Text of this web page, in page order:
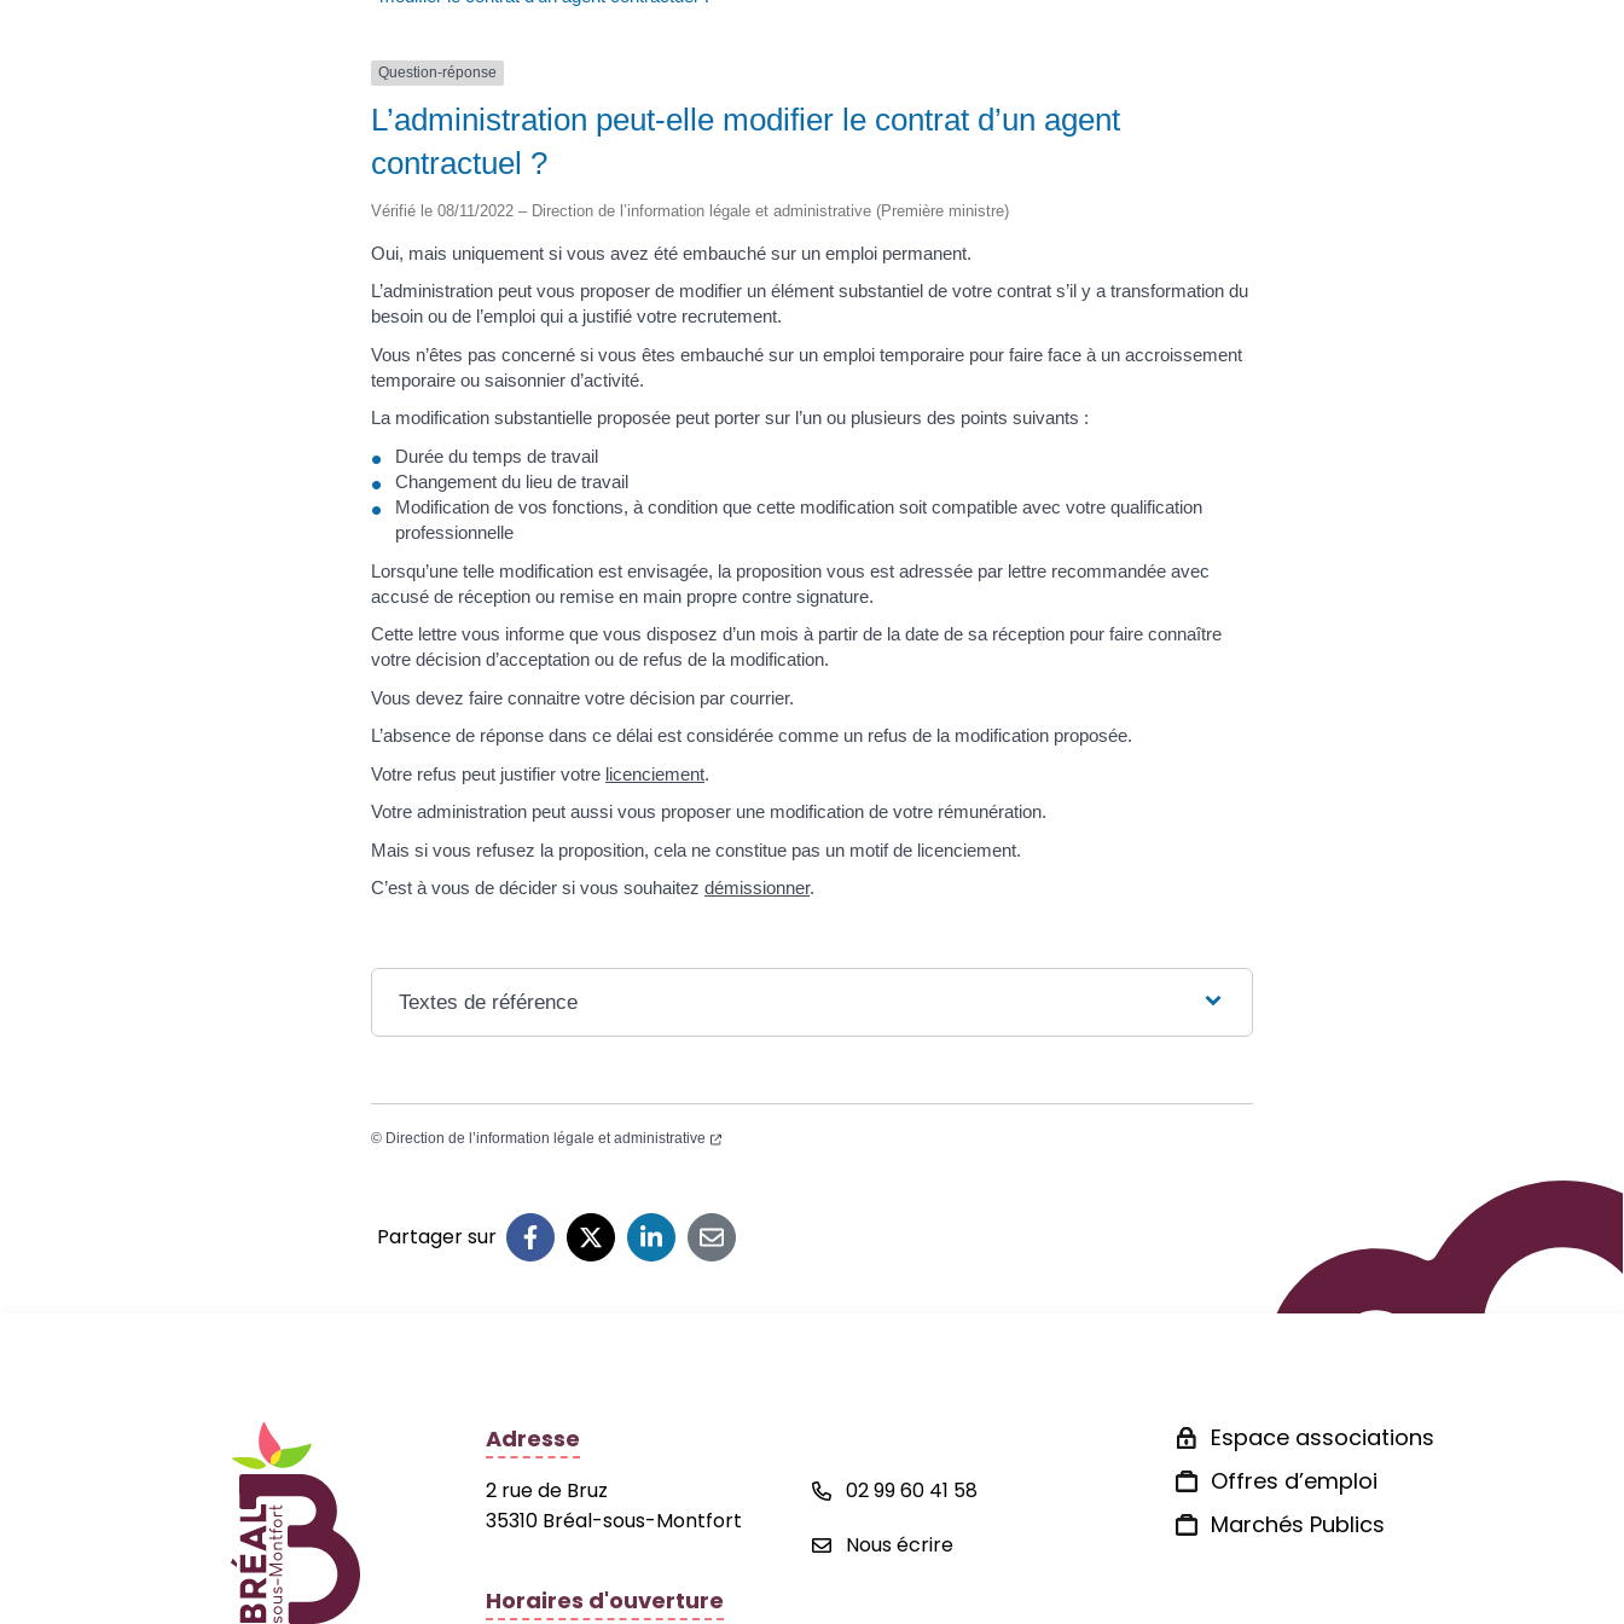
Question-réponse
L’administration peut-elle modifier le contrat d’un agent
contractuel ?
Vérifié le 08/11/2022 – Direction de l’information légale et administrative (Première ministre)
Oui, mais uniquement si vous avez été embauché sur un emploi permanent.
L’administration peut vous proposer de modifier un élément substantiel de votre contrat s’il y a transformation du
besoin ou de l’emploi qui a justifié votre recrutement.
Vous n’êtes pas concerné si vous êtes embauché sur un emploi temporaire pour faire face à un accroissement
temporaire ou saisonnier d’activité.
La modification substantielle proposée peut porter sur l’un ou plusieurs des points suivants :
Durée du temps de travail
Changement du lieu de travail
Modification de vos fonctions, à condition que cette modification soit compatible avec votre qualification
professionnelle
Lorsqu’une telle modification est envisagée, la proposition vous est adressée par lettre recommandée avec
accusé de réception ou remise en main propre contre signature.
Cette lettre vous informe que vous disposez d’un mois à partir de la date de sa réception pour faire connaître
votre décision d’acceptation ou de refus de la modification.
Vous devez faire connaitre votre décision par courrier.
L’absence de réponse dans ce délai est considérée comme un refus de la modification proposée.
Votre refus peut justifier votre licenciement.
Votre administration peut aussi vous proposer une modification de votre rémunération.
Mais si vous refusez la proposition, cela ne constitue pas un motif de licenciement.
C’est à vous de décider si vous souhaitez démissionner.
Textes de référence
© Direction de l’information légale et administrative
Partager sur
Logo Site officiel de la commune de Bréal-sous-Montfort
Adresse
2 rue de Bruz
35310 Bréal-sous-Montfort
02 99 60 41 58
Nous écrire
Horaires d'ouverture
Espace associations
Offres d’emploi
Marchés Publics